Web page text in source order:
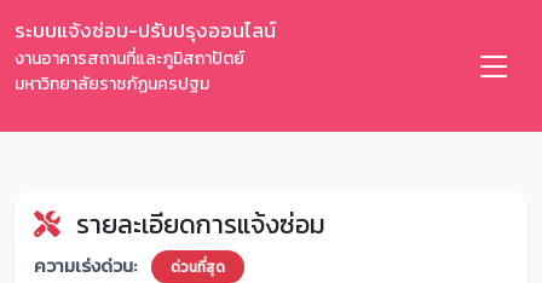
ระบบแจ้งซ่อม-ปรับปรุงออนไลน์
งานอาคารสถานที่และภูมิสถาปัตย์
มหาวิทยาลัยราชภัฏนครปฐม
รายละเอียดการแจ้งซ่อม
ความเร่งด่วน: ด่วนที่สุด